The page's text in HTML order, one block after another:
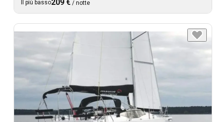
Il più basso209 € / notte